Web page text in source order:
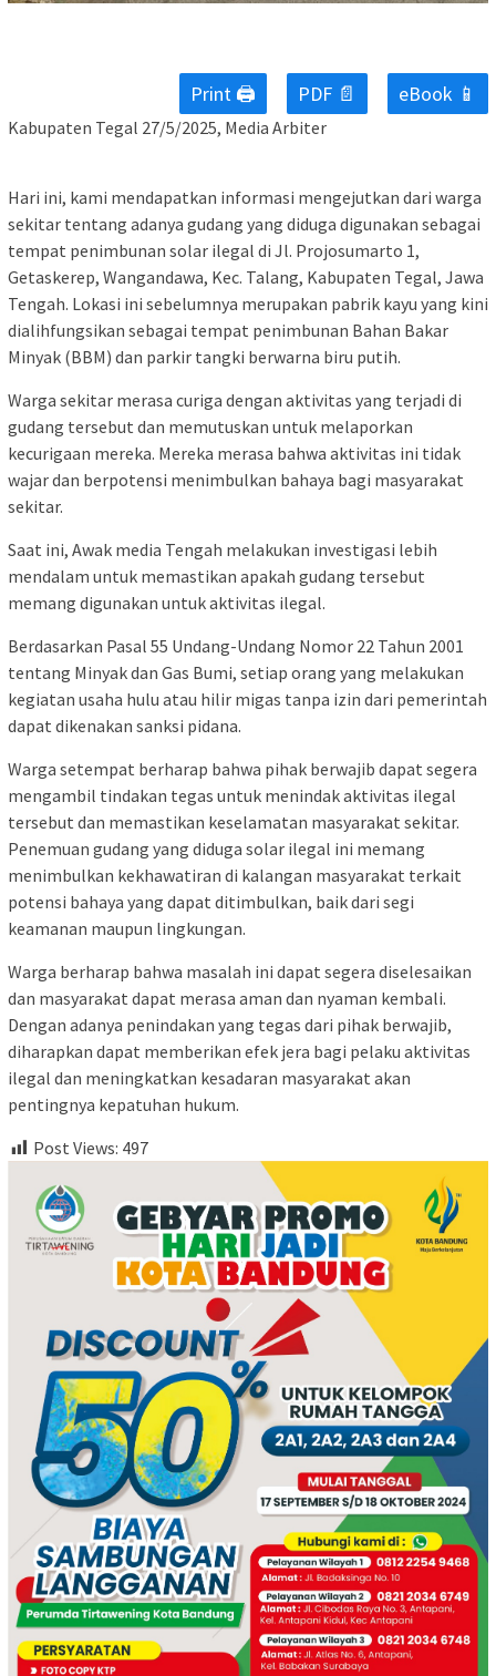
Print 🖨 PDF 📄 eBook 📱
Kabupaten Tegal 27/5/2025, Media Arbiter
Hari ini, kami mendapatkan informasi mengejutkan dari warga
sekitar tentang adanya gudang yang diduga digunakan sebagai
tempat penimbunan solar ilegal di Jl. Projosumarto 1,
Getaskerep, Wangandawa, Kec. Talang, Kabupaten Tegal, Jawa
Tengah. Lokasi ini sebelumnya merupakan pabrik kayu yang kini
dialihfungsikan sebagai tempat penimbunan Bahan Bakar
Minyak (BBM) dan parkir tangki berwarna biru putih.
Warga sekitar merasa curiga dengan aktivitas yang terjadi di
gudang tersebut dan memutuskan untuk melaporkan
kecurigaan mereka. Mereka merasa bahwa aktivitas ini tidak
wajar dan berpotensi menimbulkan bahaya bagi masyarakat
sekitar.
Saat ini, Awak media Tengah melakukan investigasi lebih
mendalam untuk memastikan apakah gudang tersebut
memang digunakan untuk aktivitas ilegal.
Berdasarkan Pasal 55 Undang-Undang Nomor 22 Tahun 2001
tentang Minyak dan Gas Bumi, setiap orang yang melakukan
kegiatan usaha hulu atau hilir migas tanpa izin dari pemerintah
dapat dikenakan sanksi pidana.
Warga setempat berharap bahwa pihak berwajib dapat segera
mengambil tindakan tegas untuk menindak aktivitas ilegal
tersebut dan memastikan keselamatan masyarakat sekitar.
Penemuan gudang yang diduga solar ilegal ini memang
menimbulkan kekhawatiran di kalangan masyarakat terkait
potensi bahaya yang dapat ditimbulkan, baik dari segi
keamanan maupun lingkungan.
Warga berharap bahwa masalah ini dapat segera diselesaikan
dan masyarakat dapat merasa aman dan nyaman kembali.
Dengan adanya penindakan yang tegas dari pihak berwajib,
diharapkan dapat memberikan efek jera bagi pelaku aktivitas
ilegal dan meningkatkan kesadaran masyarakat akan
pentingnya kepatuhan hukum.
Post Views: 497